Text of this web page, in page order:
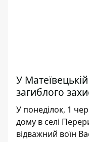
У
загиблого
У понеділок, 1
дому в селі
відважний воїн